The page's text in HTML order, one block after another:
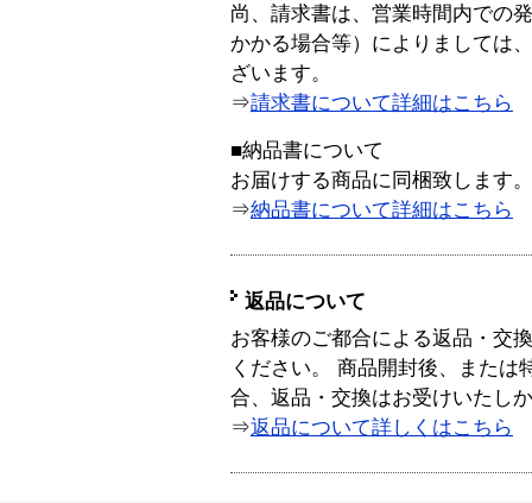
尚、請求書は、営業時間内での
かかる場合等）によりましては
ざいます。
⇒請求書について詳細はこちら
■納品書について
お届けする商品に同梱致します。
⇒納品書について詳細はこちら
返品について
お客様のご都合による返品・交
ください。 商品開封後、または
合、返品・交換はお受けいたし
⇒返品について詳しくはこちら